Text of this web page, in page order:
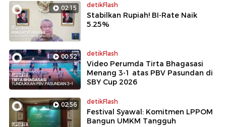
02:15 detikFlash
Stabilkan Rupiah! BI-Rate Naik
5.25%
00:52 detikFlash
Video Perumda Tirta Bhagasasi
Menang 3-1 atas PBV Pasundan di
SBY Cup 2026
02:56 detikFlash
Festival Syawal: Komitmen LPPOM
Bangun UMKM Tangguh